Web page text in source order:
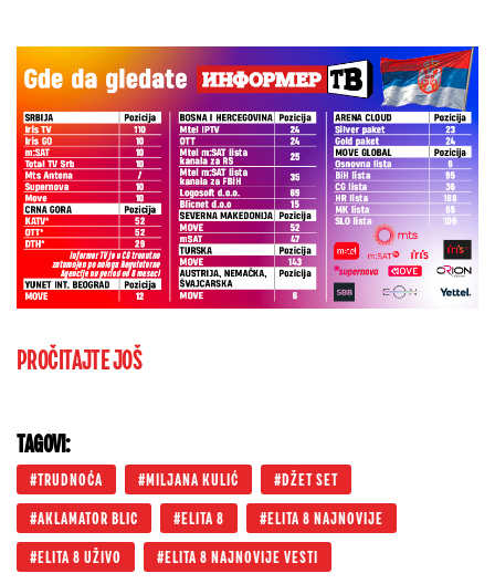
PROČITAJTE JOŠ
TAGOVI:
TRUDNOĆA MILJANA KULIĆ DŽET SET
AKLAMATOR BLIC ELITA 8 ELITA 8 NAJNOVIJE
ELITA 8 UŽIVO ELITA 8 NAJNOVIJE VESTI